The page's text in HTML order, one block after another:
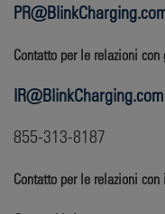
Contatto per le relazioni
IR@BlinkCharging.com
855-313-8187
Contatto per le relazioni